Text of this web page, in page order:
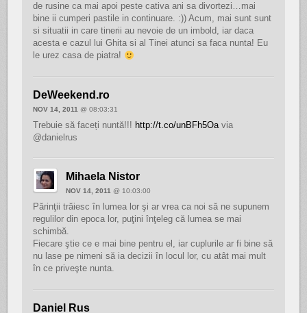
de rusine ca mai apoi peste cativa ani sa divortezi…mai
bine ii cumperi pastile in continuare. :)) Acum, mai sunt sunt
si situatii in care tinerii au nevoie de un imbold, iar daca
acesta e cazul lui Ghita si al Tinei atunci sa faca nunta! Eu
le urez casa de piatra!
DeWeekend.ro
NOV 14, 2011 @ 08:03:31
Trebuie să faceți nuntă!!! http://t.co/unBFh5Oavia
@danielrus
Mihaela Nistor
NOV 14, 2011@ 10:03:00
Părinţii trăiesc în lumea lor şi ar vrea ca noi să ne supunem
regulilor din epoca lor, puţini înţeleg că lumea se mai
schimbă.
Fiecare ştie ce e mai bine pentru el, iar cuplurile ar fi bine să
nu lase pe nimeni să ia decizii în locul lor, cu atât mai mult
în ce priveşte nunta.
Daniel Rus